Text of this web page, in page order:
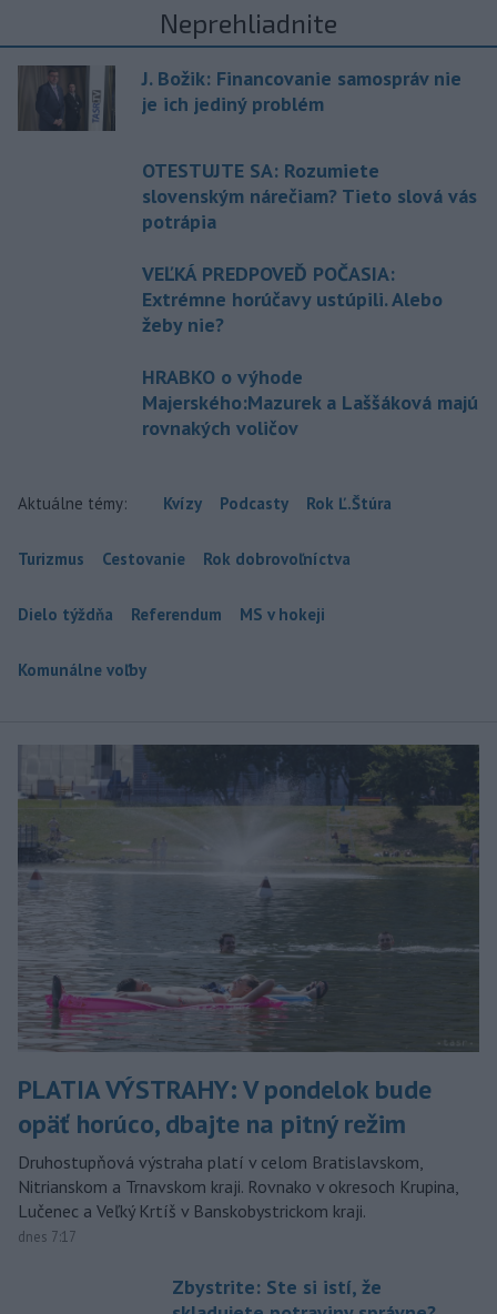
Neprehliadnite
J. Božik: Financovanie samospráv nie
je ich jediný problém
OTESTUJTE SA: Rozumiete
slovenským nárečiam? Tieto slová vás
potrápia
VEĽKÁ PREDPOVEĎ POČASIA:
Extrémne horúčavy ustúpili. Alebo
žeby nie?
HRABKO o výhode
Majerského:Mazurek a Laššáková majú
rovnakých voličov
Aktuálne témy: Kvízy Podcasty Rok Ľ.Štúra
Turizmus Cestovanie Rok dobrovoľníctva
Dielo týždňa Referendum MS v hokeji
Komunálne voľby
PLATIA VÝSTRAHY: V pondelok bude
opäť horúco, dbajte na pitný režim
Druhostupňová výstraha platí v celom Bratislavskom,
Nitrianskom a Trnavskom kraji. Rovnako v okresoch Krupina,
Lučenec a Veľký Krtíš v Banskobystrickom kraji.
dnes 7:17
Zbystrite: Ste si istí, že